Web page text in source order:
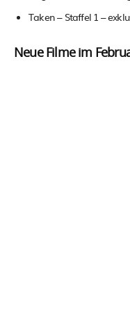
Taken – Staffel 1 –
Neue Filme im